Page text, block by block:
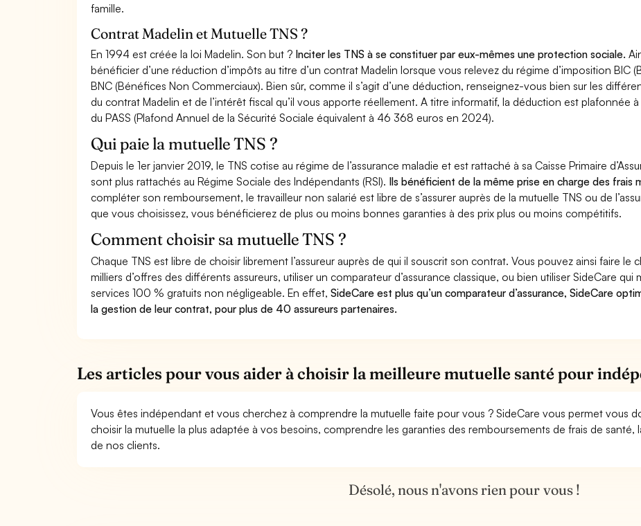
famille.
Contrat Madelin et Mutuelle TNS ?
En 1994 est créée la loi Madelin. Son but ? Inciter les TNS à se constituer par eux-mêmes une protection sociale.
bénéficier d’une réduction d’impôts au titre d’un contrat Madelin lorsque vous relevez du régime d’imposition BIC
BNC (Bénéfices Non Commerciaux). Bien sûr, comme il s’agit d’une déduction, renseignez-vous bien sur les
du contrat Madelin et de l’intérêt fiscal qu’il vous apporte réellement. A titre informatif, la déduction est plafonnée
du PASS (Plafond Annuel de la Sécurité Sociale équivalent à 46 368 euros en 2024).
Qui paie la mutuelle TNS ?
Depuis le 1er janvier 2019, le TNS cotise au régime de l’assurance maladie et est rattaché à sa Caisse Primaire
sont plus rattachés au Régime Sociale des Indépendants (RSI). Ils bénéficient de la même prise en charge des frais
compléter son remboursement, le travailleur non salarié est libre de s’assurer auprès de la mutuelle TNS ou de
que vous choisissez, vous bénéficierez de plus ou moins bonnes garanties à des prix plus ou moins compétitifs.
Comment choisir sa mutuelle TNS ?
Chaque TNS est libre de choisir librement l’assureur auprès de qui il souscrit son contrat. Vous pouvez ainsi faire
milliers d’offres des différents assureurs, utiliser un comparateur d’assurance classique, ou bien utiliser SideCare
services 100 % gratuits non négligeable. En effet,SideCare est plus qu’un comparateur d’assurance, SideCare
la gestion de leur contrat, pour plus de 40 assureurs partenaires.
Les articles pour vous aider à choisir la meilleure mutuelle santé pour
Vous êtes indépendant et vous cherchez à comprendre la mutuelle faite pour vous ? SideCare vous permet vous
choisir la mutuelle la plus adaptée à vos besoins, comprendre les garanties des remboursements de frais de santé,
de nos clients.
Désolé, nous n'avons rien pour vous !